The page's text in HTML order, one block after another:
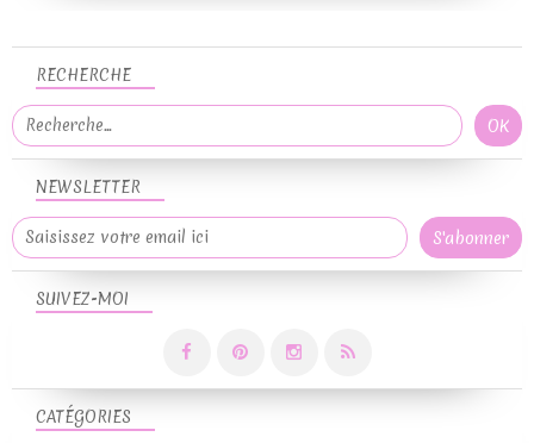
NEWSLETTER
SUIVEZ-MOI
RECHERCHE
CATÉGORIES